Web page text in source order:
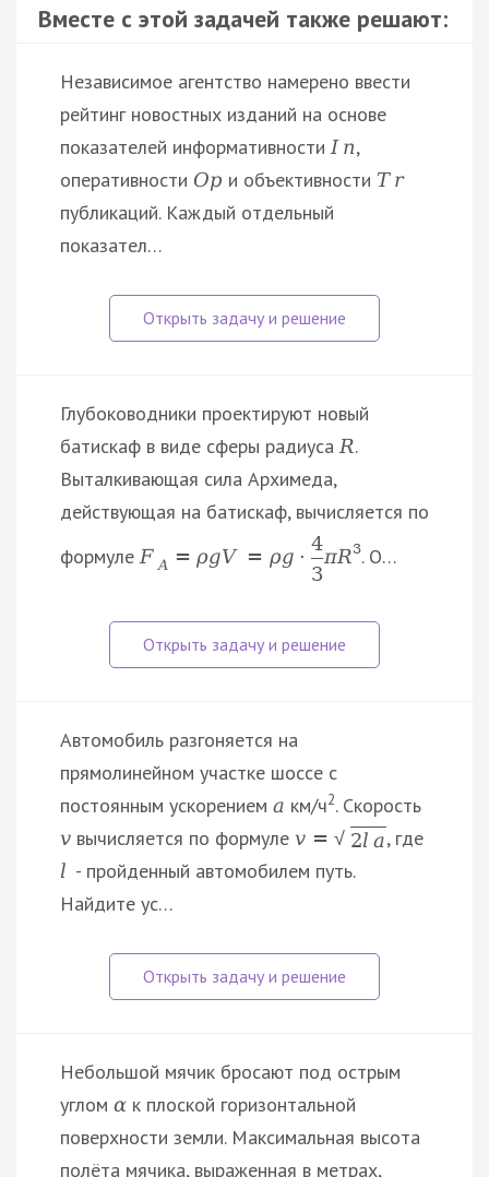
Вместе с этой задачей также решают:
Независимое агентство намерено ввести
рейтинг новостных изданий на основе
показателей информативностиI n,
оперативности Op и объективности T r
публикаций. Каждый отдельный
показател…
Глубоководники проектируют новый
батискаф в виде сферы радиусаR.
Выталкивающая сила Архимеда,
действующая на батискаф, вычисляется по
формулеF A = ρgV = ρg ⋅
4
3
πR3. О…
Автомобиль разгоняется на
прямолинейном участке шоссе с
постоянным ускорением a км/ч2. Скорость
v вычисляется по формуле v = √ 2l a, где
l - пройденный автомобилем путь.
Найдите ус…
Небольшой мячик бросают под острым
углом α к плоской горизонтальной
поверхности земли. Максимальная высота
полёта мячика, выраженная в метрах,